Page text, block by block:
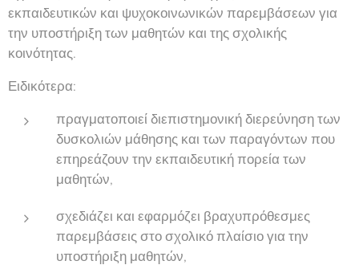
εκπαιδευτικών και ψυχοκοινωνικών παρεμβάσεων για
την υποστήριξη των μαθητών και της σχολικής
κοινότητας.
Ειδικότερα:
πραγματοποιεί διεπιστημονική διερεύνηση των
δυσκολιών μάθησης και των παραγόντων που
επηρεάζουν την εκπαιδευτική πορεία των
μαθητών,
σχεδιάζει και εφαρμόζει βραχυπρόθεσμες
παρεμβάσεις στο σχολικό πλαίσιο για την
υποστήριξη μαθητών,